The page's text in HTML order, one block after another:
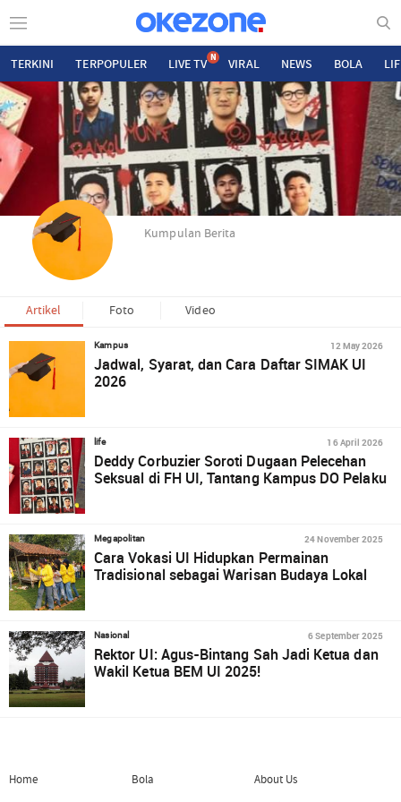
TERKINI TERPOPULER LIVE TV N VIRAL NEWS BOLA
Kumpulan Berita
Artikel Foto Video
Kampus 12 May 2026
Jadwal, Syarat, dan Cara Daftar SIMAK UI
2026
life 16 April 2026
Deddy Corbuzier Soroti Dugaan Pelecehan
Seksual di FH UI, Tantang Kampus DO Pelaku
Megapolitan 24 November 2025
Cara Vokasi UI Hidupkan Permainan
Tradisional sebagai Warisan Budaya Lokal
Nasional 6 September 2025
Rektor UI: Agus-Bintang Sah Jadi Ketua dan
Wakil Ketua BEM UI 2025!
Home
Bola
About Us